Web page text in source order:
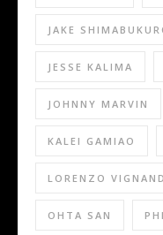
JAKE
JESSE KALIMA
JOHNNY MARVIN
KALEI GAMIAO
LORENZO
OHTA SAN